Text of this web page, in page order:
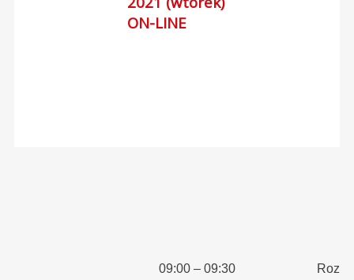
ON-LINE
09:00 – 09:30